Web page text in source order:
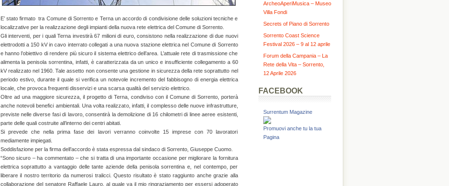
E’ stato firmato tra Comune di Sorrento e Terna un accordo di condivisione delle soluzioni tecniche e
localizzative per la realizzazione degli impianti della nuova rete elettrica del Comune di Sorrento.
Gli interventi, per i quali Terna investirà 67 milioni di euro, consistono nella realizzazione di due nuovi
elettrodotti a 150 kV in cavo interrato collegati a una nuova stazione elettrica nel Comune di Sorrento
e hanno l’obiettivo di rendere più sicuro il sistema elettrico dell’area. L’attuale rete di trasmissione che
alimenta la penisola sorrentina, infatti, è caratterizzata da un unico e insufficiente collegamento a 60
kV realizzato nel 1960. Tale assetto non consente una gestione in sicurezza della rete soprattutto nel
periodo estivo, durante il quale si verifica un notevole incremento del fabbisogno di energia elettrica
locale, che provoca frequenti disservizi e una scarsa qualità del servizio elettrico.
Oltre ad una maggiore sicurezza, il progetto di Terna, condiviso con il Comune di Sorrento, porterà
anche notevoli benefici ambientali. Una volta realizzato, infatti, il complesso delle nuove infrastrutture,
previste nelle diverse fasi di lavoro, consentirà la demolizione di 16 chilometri di linee aeree esistenti,
parte delle quali costruite all’interno dei centri abitati.
Si prevede che nella prima fase dei lavori verranno coinvolte 15 imprese con 70 lavoratori
mediamente impiegati.
Soddisfazione per la firma dell’accordo è stata espressa dal sindaco di Sorrento, Giuseppe Cuomo.
“Sono sicuro – ha commentato – che si tratta di una importante occasione per migliorare la fornitura
elettrica soprattutto a vantaggio delle tante aziende della penisola sorrentina e, nel contempo, per
liberare il nostro territorio da numerosi tralicci. Questo risultato è stato raggiunto anche grazie alla
collaborazione del senatore Raffaele Lauro, al quale va il mio ringraziamento per essersi adoperato
ArcheoAperiMusica – Museo
Villa Fondi
Secrets of Piano di Sorrento
Sorrento Coast Science
Festival 2026 – 9 al 12 aprile
Forum della Campania – La
Rete della Vita – Sorrento,
12 Aprile 2026
FACEBOOK
Surrentum Magazine
Promuovi anche tu la tua
Pagina